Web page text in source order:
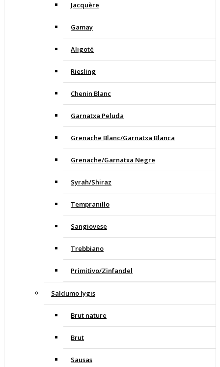
Jacquère
Gamay
Aligoté
Riesling
Chenin Blanc
Garnatxa Peluda
Grenache Blanc/Garnatxa Blanca
Grenache/Garnatxa Negre
Syrah/Shiraz
Tempranillo
Sangiovese
Trebbiano
Primitivo/Zinfandel
Saldumo lygis
Brut nature
Brut
Sausas